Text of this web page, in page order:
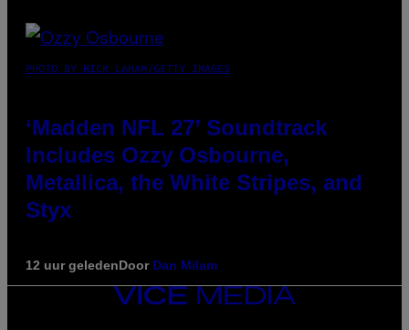
PHOTO BY NICK LAHAM/GETTY IMAGES
‘Madden NFL 27’ Soundtrack
Includes Ozzy Osbourne,
Metallica, the White Stripes, and
Styx
12 uur geledenDoor Dan Milam
VICE
MEDIA